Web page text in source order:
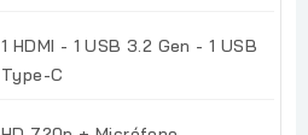
1 HDMI - 1 USB 3.2 Gen - 1 USB
Type-C